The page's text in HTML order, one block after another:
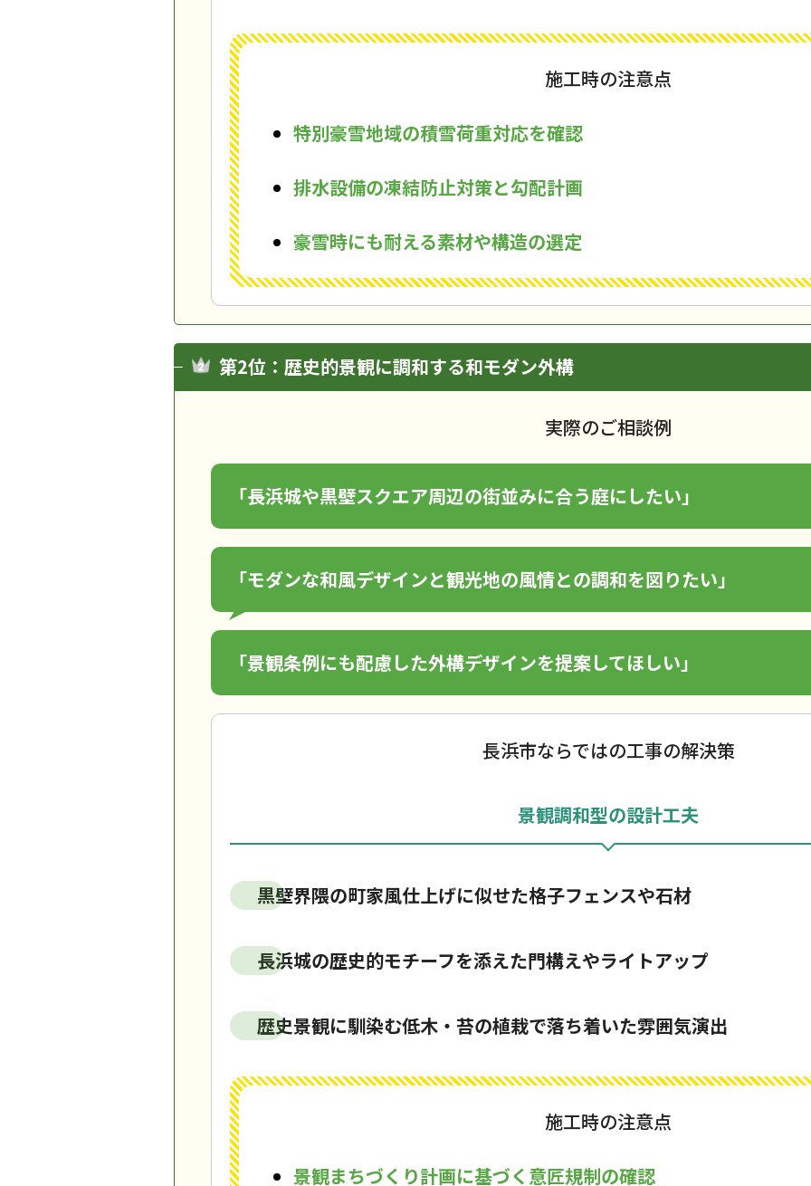
施工時の注意点
特別豪雪地域の積雪荷重対応を確認
排水設備の凍結防止対策と勾配計画
豪雪時にも耐える素材や構造の選定
第2位：歴史的景観に調和する和モダン外構
実際のご相談例
「長浜城や黒壁スクエア周辺の街並みに合う庭にしたい」
「モダンな和風デザインと観光地の風情との調和を図りたい」
「景観条例にも配慮した外構デザインを提案してほしい」
長浜市ならではの工事の解決策
景観調和型の設計工夫
黒壁界隈の町家風仕上げに似せた格子フェンスや石材
長浜城の歴史的モチーフを添えた門構えやライトアップ
歴史景観に馴染む低木・苔の植栽で落ち着いた雰囲気演出
施工時の注意点
景観まちづくり計画に基づく意匠規制の確認